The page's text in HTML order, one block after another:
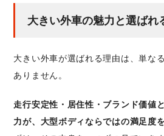
大きい外車の魅力と選ばれ
大きい外車が選ばれる理由は、単な
ありません。
走行安定性・居住性・ブランド価値
力が、大型ボディならではの満足度